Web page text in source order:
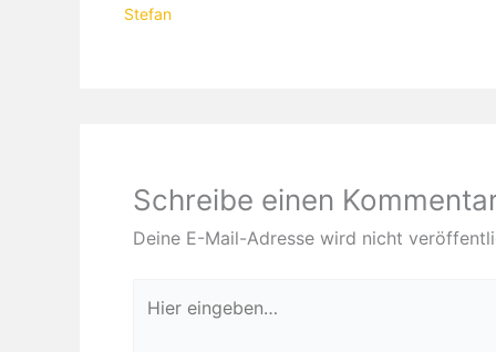
Stefan
Schreibe einen
Deine E-Mail-Adresse wird nicht
eingeben…